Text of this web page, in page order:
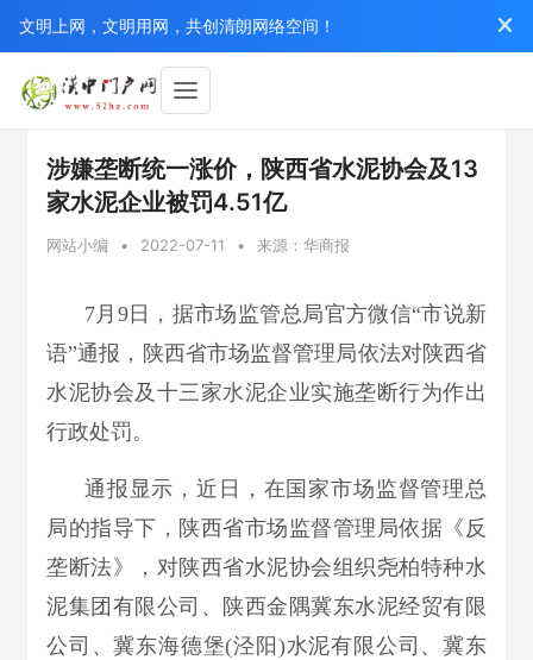
文明上网，文明用网，共创清朗网络空间！
涉嫌垄断统一涨价，陕西省水泥协会及13
家水泥企业被罚4.51亿
网站小编 • 2022-07-11 • 来源：华商报
7月9日，据市场监管总局官方微信“市说新
语”通报，陕西省市场监督管理局依法对陕西省
水泥协会及十三家水泥企业实施垄断行为作出
行政处罚。
通报显示，近日，在国家市场监督管理总
局的指导下，陕西省市场监督管理局依据《反
垄断法》，对陕西省水泥协会组织尧柏特种水
泥集团有限公司、陕西金隅冀东水泥经贸有限
公司、冀东海德堡(泾阳)水泥有限公司、冀东